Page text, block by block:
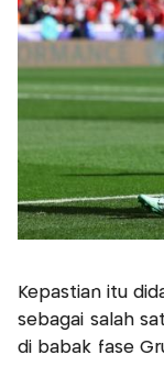
Kepastian itu
sebagai salah
di babak fase